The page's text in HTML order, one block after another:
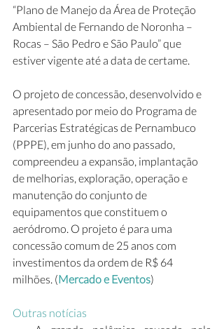
“Plano de Manejo da Área de Proteção
Ambiental de Fernando de Noronha –
Rocas – São Pedro e São Paulo” que
estiver vigente até a data de certame.
O projeto de concessão, desenvolvido e
apresentado por meio do Programa de
Parcerias Estratégicas de Pernambuco
(PPPE), em junho do ano passado,
compreendeu a expansão, implantação
de melhorias, exploração, operação e
manutenção do conjunto de
equipamentos que constituem o
aeródromo. O projeto é para uma
concessão comum de 25 anos com
investimentos da ordem de R$ 64
milhões. (Mercado e Eventos)
Outras notícias